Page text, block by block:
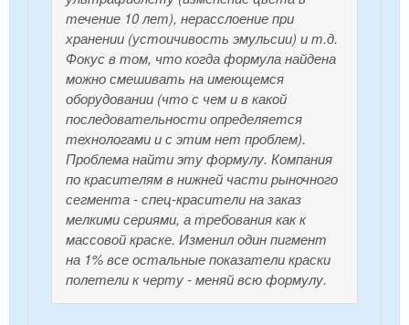
течение 10 лет), нерасслоение при
хранении (устоичивость эмульсии) и т.д.
Фокус в том, что когда формула найдена
можно смешивать на имеющемся
оборудовании (что с чем и в какой
последовательности определяется
технологами и с этим нет проблем).
Проблема найти эту формулу. Компания
по красителям в нижней части рыночного
сегмента - спец-красители на заказ
мелкими сериями, а требования как к
массовой краске. Изменил один пигмент
на 1% все остальные показатели краски
полетели к черту - меняй всю формулу.